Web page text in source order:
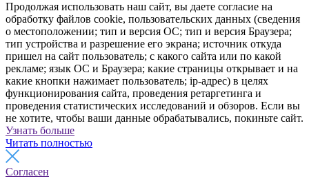
Продолжая использовать наш сайт, вы даете согласие на
обработку файлов cookie, пользовательских данных (сведения
о местоположении; тип и версия ОС; тип и версия Браузера;
тип устройства и разрешение его экрана; источник откуда
пришел на сайт пользователь; с какого сайта или по какой
рекламе; язык ОС и Браузера; какие страницы открывает и на
какие кнопки нажимает пользователь; ip-адрес) в целях
функционирования сайта, проведения ретаргетинга и
проведения статистических исследований и обзоров. Если вы
не хотите, чтобы ваши данные обрабатывались, покиньте сайт.
Узнать больше
Читать полностью
Согласен